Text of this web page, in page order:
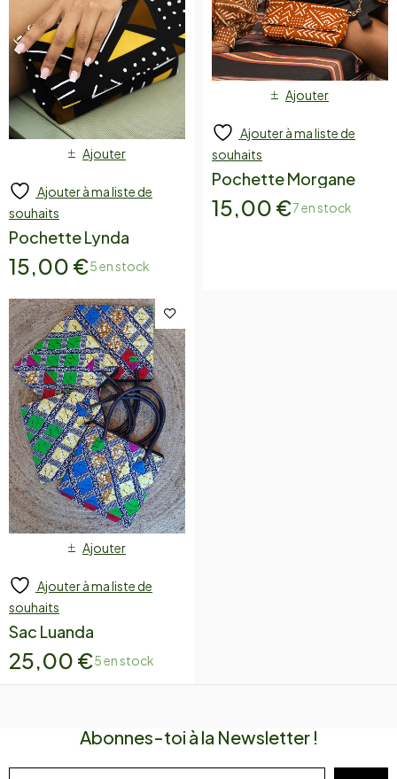
Ajouter
Ajouter à ma liste de
souhaits
Pochette Lynda
15,00 €5 en stock
Ajouter
Ajouter à ma liste de
souhaits
Pochette Morgane
15,00 €7 en stock
Ajouter
Ajouter à ma liste de
souhaits
Sac Luanda
25,00 €5 en stock
Abonnes-toi à la Newsletter !